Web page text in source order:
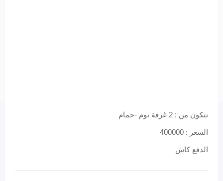
تتكون من : 2 غرفة نوم -حمام
السعر : 400000
الدفع كاش